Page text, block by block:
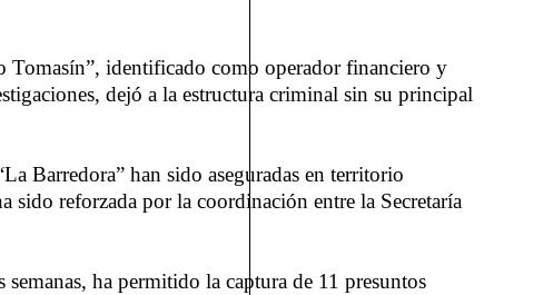
Tomasín”, identificado como operador financiero y
dejó a la estructura criminal sin su principal
Barredora” han sido aseguradas en territorio
sido reforzada por la coordinación entre la Secretaría
ha permitido la captura de 11 presuntos